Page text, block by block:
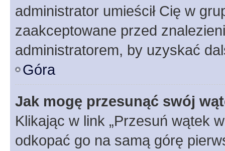
administrator umieścił Cię w
zaakceptowane przed
administratorem, by uzyskać
Góra
Jak mogę przesunąć swój
Klikając w link „Przesuń wątek
odkopać go na samą górę